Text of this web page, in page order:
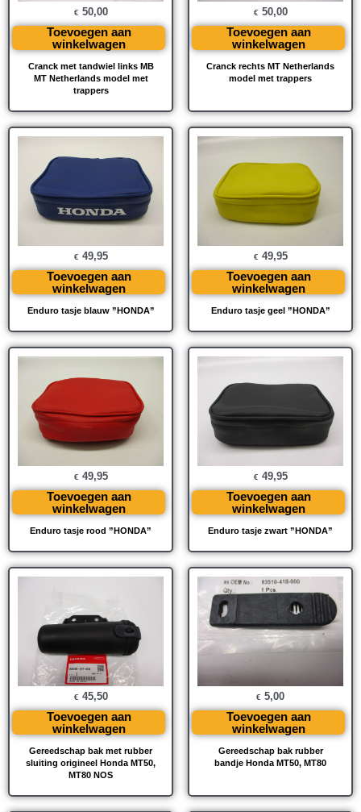
Cranck met tandwiel links MB
MT Netherlands model met
trappers
€ 50,00
Toevoegen aan
winkelwagen
Cranck rechts MT Netherlands
model met trappers
€ 50,00
Toevoegen aan
winkelwagen
Enduro tasje blauw ”HONDA”
€ 49,95
Toevoegen aan
winkelwagen
Enduro tasje geel ”HONDA”
€ 49,95
Toevoegen aan
winkelwagen
Enduro tasje rood ”HONDA”
€ 49,95
Toevoegen aan
winkelwagen
Enduro tasje zwart ”HONDA”
€ 49,95
Toevoegen aan
winkelwagen
Gereedschap bak met rubber
sluiting origineel Honda MT50,
MT80 NOS
€ 45,50
Toevoegen aan
winkelwagen
Gereedschap bak rubber
bandje Honda MT50, MT80
€ 5,00
Toevoegen aan
winkelwagen